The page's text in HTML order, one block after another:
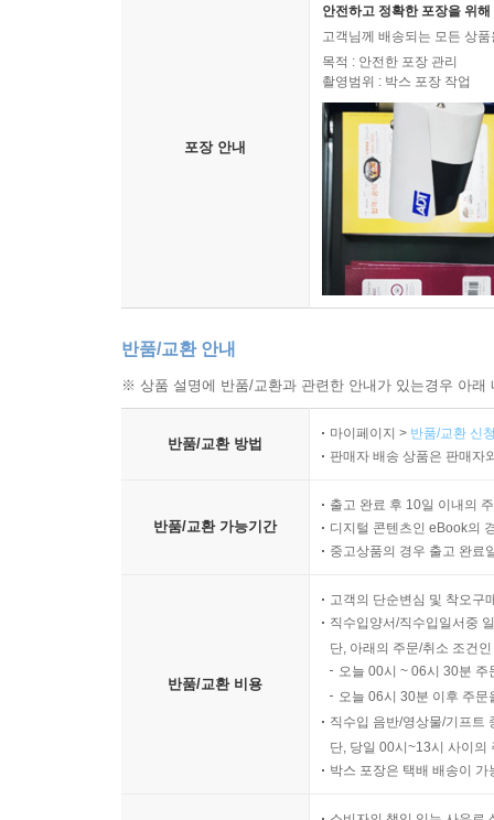
포장 안내
안전하고 정확한 포장을 위
고객님께 배송되는 모든 상
목적 : 안전한 포장 관리
촬영범위 : 박스 포장 작업
반품/교환 안내
※ 상품 설명에 반품/교환과 관련한 안내가 있는경우 아
반품/교환 방법
마이페이지 > 반품/교환 신
판매자 배송 상품은 판매자
반품/교환 가능기간
출고 완료 후 10일 이내의
디지털 콘텐츠인 eBook의
중고상품의 경우 출고 완료
반품/교환 비용
고객의 단순변심 및 착오구
직수입양서/직수입일서중
단, 아래의 주문/취소 조건
오늘 00시 ~ 06시 30분
오늘 06시 30분 이후 주
직수입 음반/영상물/기프트
단, 당일 00시~13시 사이의
박스 포장은 택배 배송이